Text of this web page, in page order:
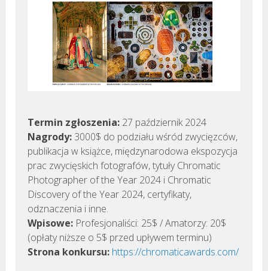
Termin zgłoszenia: 27 październik 2024
Nagrody: 3000$ do podziału wśród zwycięzców,
publikacja w książce, międzynarodowa ekspozycja
prac zwycięskich fotografów, tytuły Chromatic
Photographer of the Year 2024 i Chromatic
Discovery of the Year 2024, certyfikaty,
odznaczenia i inne.
Wpisowe: Profesjonaliści: 25$ / Amatorzy: 20$
(opłaty niższe o 5$ przed upływem terminu)
Strona konkursu: https://chromaticawards.com/